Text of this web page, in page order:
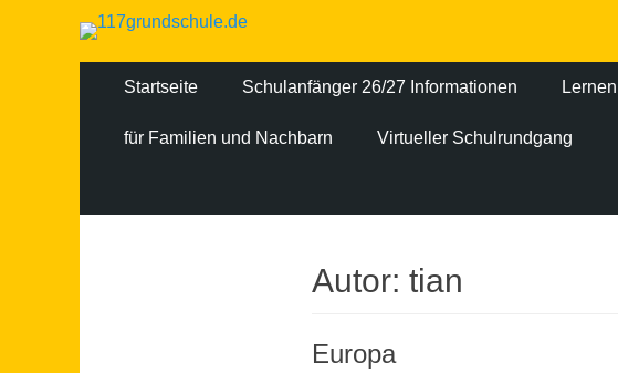
Primäres
springen
Startseite Schulanfänger 26/27 Informationen Lernen
für Familien und Nachbarn Virtueller Schulrundgang
Autor: tian
Europa